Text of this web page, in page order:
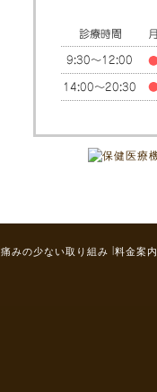
痛みの少ない取り組み 料金案内